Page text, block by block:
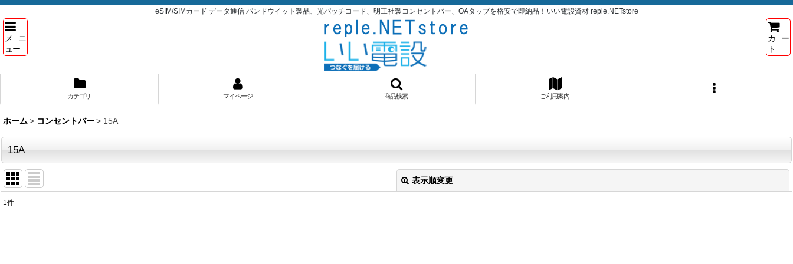
eSIM/SIMカード データ通信 パンドウイット製品、光パッチコード、明工社製コンセントバー、OAタップを格安で即納品！いい電設資材 reple.NETstore
メニ
ュー
カー
ト
カテゴリ マイページ 商品検索 ご利用案内
ホーム > コンセントバー> 15A
15A
表示順変更
1 件